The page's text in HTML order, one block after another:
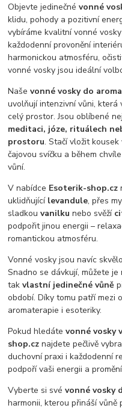
Objevte jedinečnévonné
klidu, pohody a pozitivní
vybíráme kvalitní vonné
každodenní provonění
harmonickou atmosféru,
vonné vosky jsou ideální
Naševonné vosky do
uvolňují intenzivní vůni, která
celý prostor. Jsou oblíbené
meditaci, józe, rituálech
prostoru. Stačí vložit
čajovou svíčku a během
vůní.
V nabídce Esoterik-shop.cz
uklidňující levandule, přes
sladkouvanilku nebo svěží
podpořit jinou energii –
romantickou atmosféru.
Vonné vosky jsou navíc
Snadno se dávkují, můžete
takvlastní jedinečné vůně
období. Díky tomu patří mezi
aromaterapie i esoteriky.
Pokud hledátevonné vosky
shop.cz najdete pečlivě
duchovní praxi i každodenní
podpoří vaši energii a
Vyberte si svévonné vosky
harmonii, kterou přináší vůně